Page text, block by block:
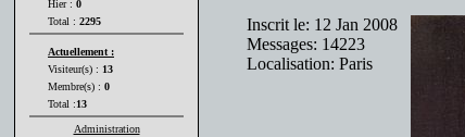
Hier : 0
Total : 2295
Actuellement :
Visiteur(s) : 13
Membre(s) : 0
Total :13
Administration
Inscrit le: 12 Jan 2008
Messages: 14223
Localisation: Paris